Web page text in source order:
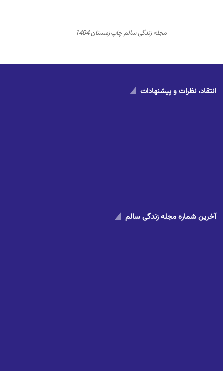
مجله زندگی سالم چاپ زمستان 1404
انتقاد، نظرات و پیشنهادات
آخرین شماره مجله زندگی سالم